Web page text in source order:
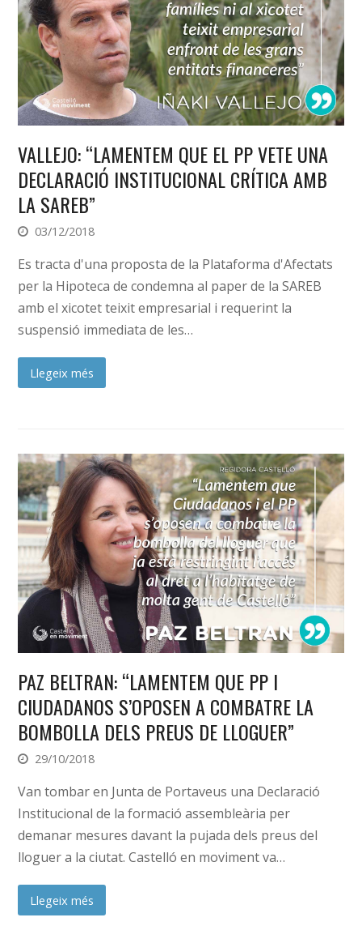
VALLEJO: “LAMENTEM QUE EL PP VETE UNA
DECLARACIÓ INSTITUCIONAL CRÍTICA AMB
LA SAREB”
03/12/2018
Es tracta d'una proposta de la Plataforma d'Afectats
per la Hipoteca de condemna al paper de la SAREB
amb el xicotet teixit empresarial i requerint la
suspensió immediata de les…
Llegeix més
PAZ BELTRAN: “LAMENTEM QUE PP I
CIUDADANOS S’OPOSEN A COMBATRE LA
BOMBOLLA DELS PREUS DE LLOGUER”
29/10/2018
Van tombar en Junta de Portaveus una Declaració
Institucional de la formació assembleària per
demanar mesures davant la pujada dels preus del
lloguer a la ciutat. Castelló en moviment va…
Llegeix més